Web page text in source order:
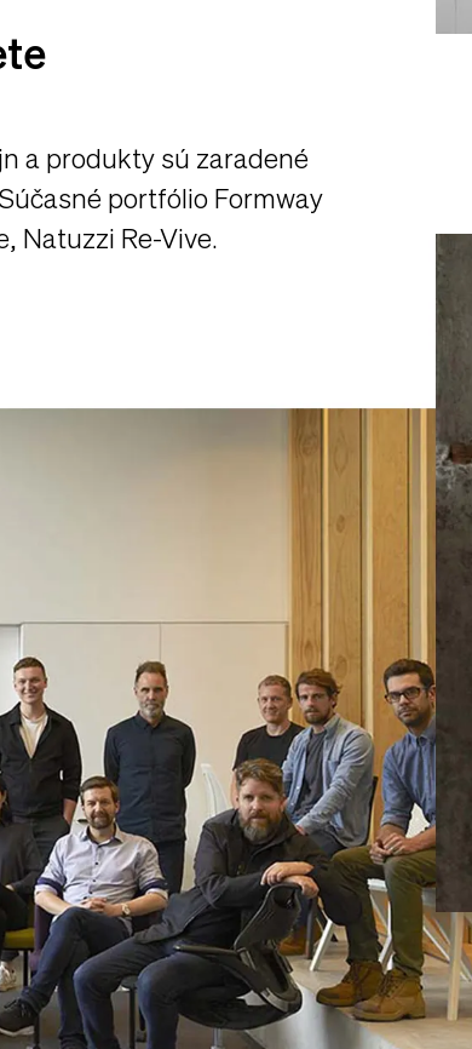
a produkty sú zaradené
portfólio Formway
Natuzzi Re-Vive.